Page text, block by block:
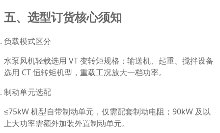
五、选型订货核心须知
负载模式区分
水泵风机轻载选用 VT 变转矩规格；输送机、起重、搅拌设备
选用 CT 恒转矩机型，重载工况放大一档功率。
制动单元选配
≤75kW 机型自带制动单元，仅需配套制动电阻；90kW 及以
上大功率需额外加装外置制动单元。